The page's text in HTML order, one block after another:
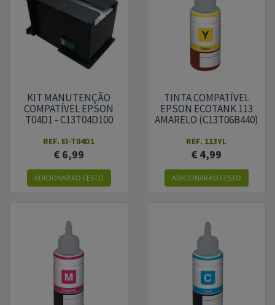
KIT MANUTENÇÃO
COMPATÍVEL EPSON
T04D1 - C13T04D100
REF. EI-T04D1
€ 6,99
ADICIONARAO CESTO
TINTA COMPATÍVEL
EPSON ECOTANK 113
AMARELO (C13T06B440)
REF. 113YL
€ 4,99
ADICIONARAO CESTO